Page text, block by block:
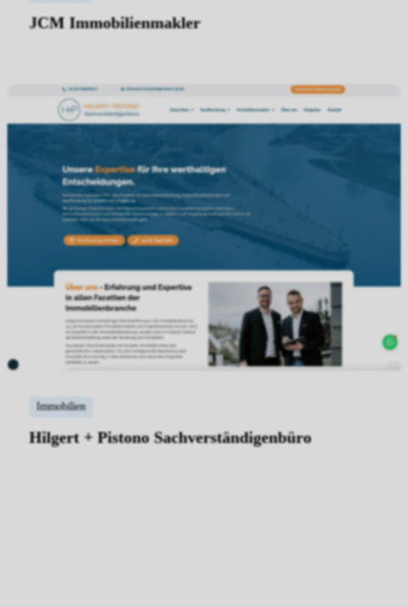
JCM Immobilienmakler
Immobilien
Hilgert + Pistono Sachverständigenbüro